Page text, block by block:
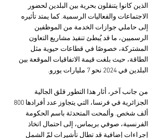
الذين كانوا يتنقلون بحرية بين البلدين لحضور
الاجتماعات والفعاليات الرسمية. كما يمتد تأثيره
إلى حاملي جوازات الخدمة من الموظفين
الرسميين، ما قد يُبطئ تنفيذ مشاريع التعاون
المشتركة، خصوصًا في قطاعات حيوية مثل
الطاقة، حيث بلغت قيمة الاتفاقيات الموقعة بين
البلدين في 2024 نحو 7 مليارات يورو.
من جانب آخر، أثار هذا التطور قلق الجالية
ألف شخص. وألمحت المتحدثة باسم الحكومة
الفرنسية، صوفي بريماس، إلى احتمال اتخاذ
إجراءات إضافية قد تطال تأشيرات لمّ الشمل